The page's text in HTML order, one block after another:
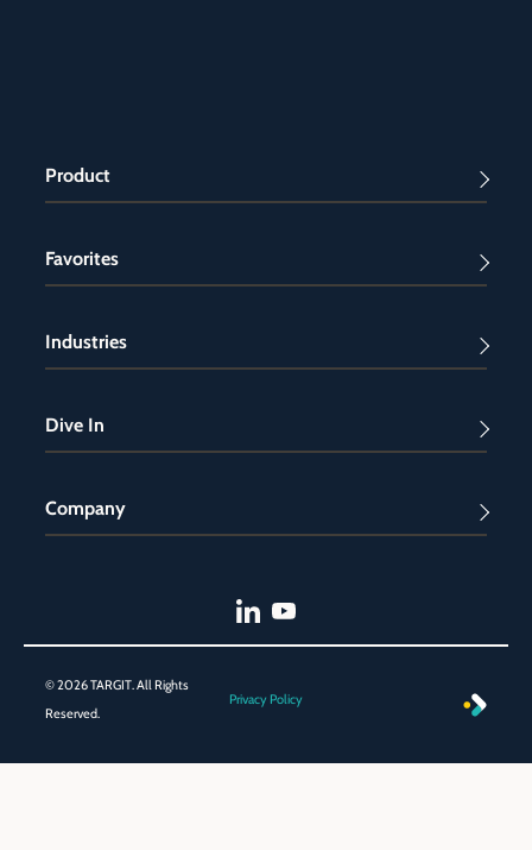
Product
Favorites
Industries
Dive In
Company
© 2026 TARGIT. All Rights
Reserved.
Privacy Policy